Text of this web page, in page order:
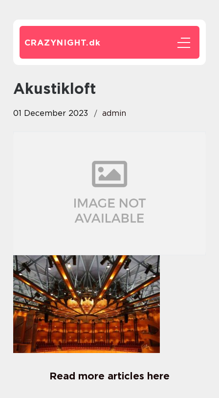
CRAZYNIGHT.dk
akustikloft
01 December 2023 admin
Read more articles here